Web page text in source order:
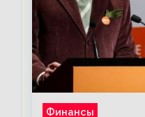
Финансы